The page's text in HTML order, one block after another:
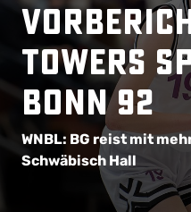
Towers
Bonn 92
WNBL: BG reist mit
Schwäbisch Hall